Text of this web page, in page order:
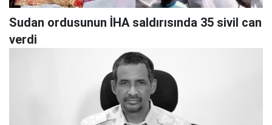
Sudan ordusunun İHA saldırısında 35 sivil can
verdi